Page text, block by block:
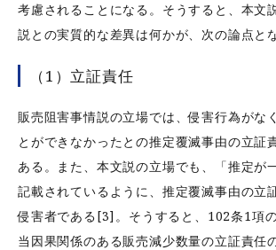
考慮されることになる。そうすると、本文
説との実質的な差異は何かが、次の論点とな
（1）立証責任
販売阻害事情説の立場では、侵害行為がな
とができなかったとの推定覆滅事由の立証
ある。また、本文説の立場でも、「推定が
記載されているように、推定覆滅事由の立
侵害者である[3]。そうすると、102条1項
当因果関係のある販売減少数量の立証責任